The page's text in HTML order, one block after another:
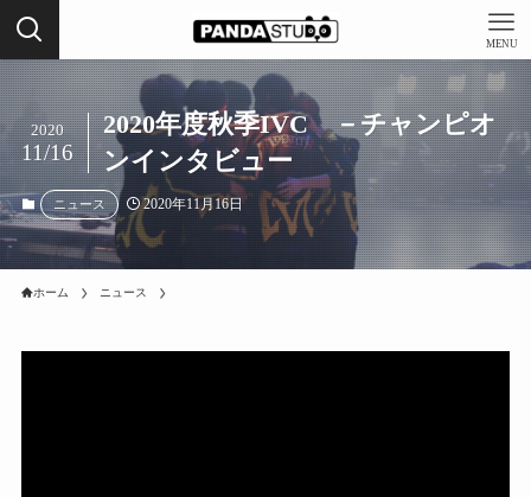
MENU
2020年度秋季IVC －チャンピオ
ンインタビュー
2020
11/16
ニュース 2020年11月16日
ホーム ニュース